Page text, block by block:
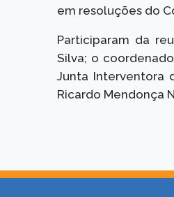
em resoluções do
Participaram da
Silva; o
Junta Interventora
Ricardo Mendonça